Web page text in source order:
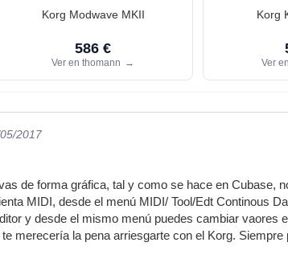
Korg Modwave MKII
586 €
Ver en thomann →
Korg
Ver
2017
de forma gráfica, tal y como se hace en Cubase,
MIDI, desde el menú MIDI/ Tool/Edt Continous
y desde el mismo menú puedes cambiar vaores
merecería la pena arriesgarte con el Korg.